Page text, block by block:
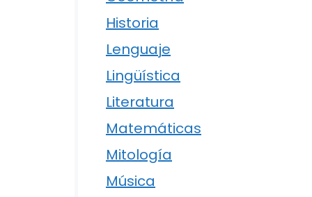
Historia
Lenguaje
Lingüística
Literatura
Matemáticas
Mitología
Música